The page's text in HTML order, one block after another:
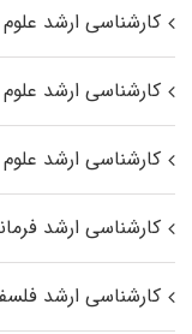
کارشناسی ارشد علوم
کارشناسی ارشد
کارشناسی ارشد
کارشناسی ارشد
کارشناسی ارشد